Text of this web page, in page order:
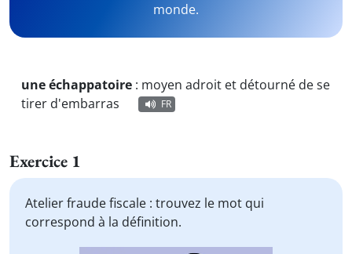
monde.
une échappatoire : moyen adroit et détourné de se
tirer d'embarras
FR
Exercice 1
Atelier fraude fiscale : trouvez le mot qui
correspond à la définition.